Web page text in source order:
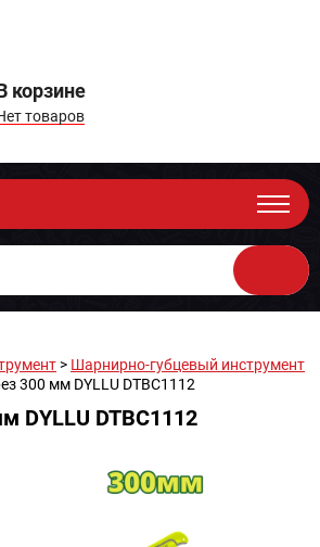
корзине
товаров
> Шарнирно-губцевый инструмент
300 мм DYLLU DTBC1112
DYLLU DTBC1112